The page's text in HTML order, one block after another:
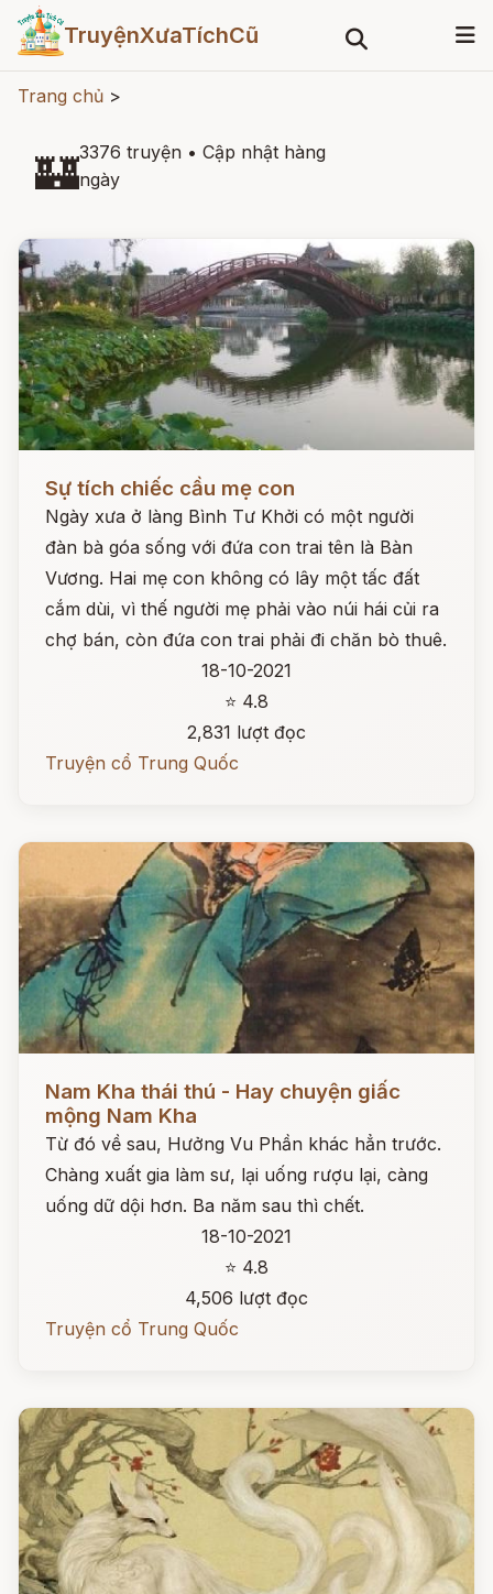
TruyệnXưaTíchCũ
Trang chủ >
🏰3376 truyện • Cập nhật hàng
ngày
Sự tích chiếc cầu mẹ con
Ngày xưa ở làng Bình Tư Khởi có một người
đàn bà góa sống với đứa con trai tên là Bàn
Vương. Hai mẹ con không có lây một tấc đất
cắm dùi, vì thế người mẹ phải vào núi hái củi ra
chợ bán, còn đứa con trai phải đi chăn bò thuê.
18-10-2021
⭐ 4.8
2,831 lượt đọc
Truyện cổ Trung Quốc
Nam Kha thái thú - Hay chuyện giấc
mộng Nam Kha
Từ đó về sau, Hưởng Vu Phần khác hẳn trước.
Chàng xuất gia làm sư, lại uống rượu lại, càng
uống dữ dội hơn. Ba năm sau thì chết.
18-10-2021
⭐ 4.8
4,506 lượt đọc
Truyện cổ Trung Quốc